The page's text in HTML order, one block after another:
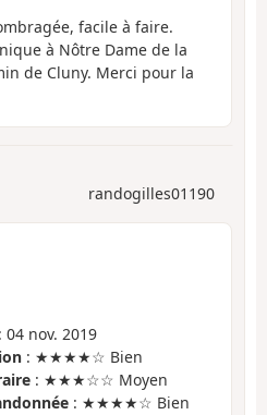
facile à faire.
à Nôtre Dame de la
de Cluny. Merci pour la
randogilles01190
: 04 nov. 2019
: ★★★★☆ Bien
: ★★★☆☆ Moyen
: ★★★★☆ Bien